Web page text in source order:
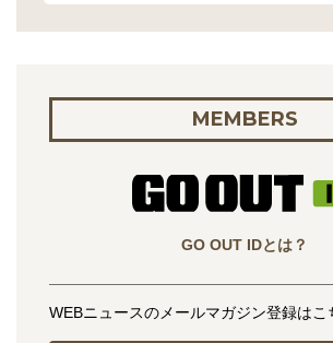
MEMBERS
GO OUT IDとは？
WEBニュースのメールマガジン登録はこ